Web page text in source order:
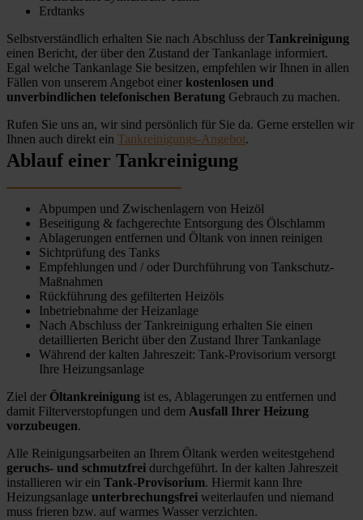
Erdtanks
Selbstverständlich erhalten Sie nach Abschluss der Tankreinigung
einen Bericht, der über den Zustand der Tankanlage informiert.
Egal welche Tankanlage Sie besitzen, empfehlen wir Ihnen in allen
Fällen von unserem Angebot einer kostenlosen und
unverbindlichen telefonischen Beratung Gebrauch zu machen.
Rufen Sie uns an, wir sind persönlich für Sie da. Gerne erstellen wir
Ihnen auch direkt ein Tankreinigungs-Angebot.
Ablauf einer Tankreinigung
Abpumpen und Zwischenlagern von Heizöl
Beseitigung & fachgerechte Entsorgung des Ölschlamm
Ablagerungen entfernen und Öltank von innen reinigen
Sichtprüfung des Tanks
Empfehlungen und / oder Durchführung von Tankschutz-
Maßnahmen
Rückführung des gefilterten Heizöls
Inbetriebnahme der Heizanlage
Nach Abschluss der Tankreinigung erhalten Sie einen
detaillierten Bericht über den Zustand Ihrer Tankanlage
Während der kalten Jahreszeit: Tank-Provisorium versorgt
Ihre Heizungsanlage
Ziel der Öltankreinigung ist es, Ablagerungen zu entfernen und
damit Filterverstopfungen und dem Ausfall Ihrer Heizung
vorzubeugen.
Alle Reinigungsarbeiten an Ihrem Öltank werden weitestgehend
geruchs- und schmutzfrei durchgeführt. In der kalten Jahreszeit
installieren wir ein Tank-Provisorium. Hiermit kann Ihre
Heizungsanlage unterbrechungsfrei weiterlaufen und niemand
muss frieren bzw. auf warmes Wasser verzichten.